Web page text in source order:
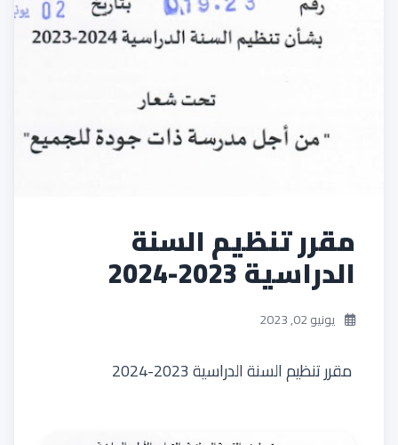
مقرر تنظيم السنة
الدراسية 2023-2024
يونيو 02, 2023
مقرر تنظيم السنة الدراسية 2023-2024